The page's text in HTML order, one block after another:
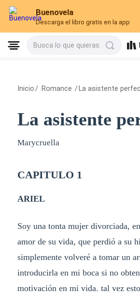
Buenovela
Descarga el libro gratis en la app
Busca lo que quieras
Inicio / Romance / La asistente
La asistente
Marycruella
CAPITULO 1
ARIEL
Soy una tonta mujer divorciada,
amor de su vida, que perdió a su
simplemente volveré a tomar un
introducirla en mi boca si no
motivación en mi vida. tal vez